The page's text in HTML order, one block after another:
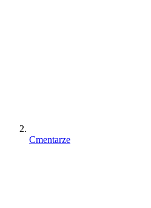
Cmentarze